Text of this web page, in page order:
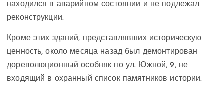
находился в аварийном состоянии и не подлежал
реконструкции.
Кроме этих зданий, представлявших историческую
ценность, около месяца назад был демонтирован
дореволюционный особняк по ул. Южной, 9, не
входящий в охранный список памятников истории.